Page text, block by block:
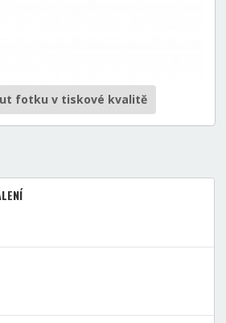
fotku v tiskové kvalitě